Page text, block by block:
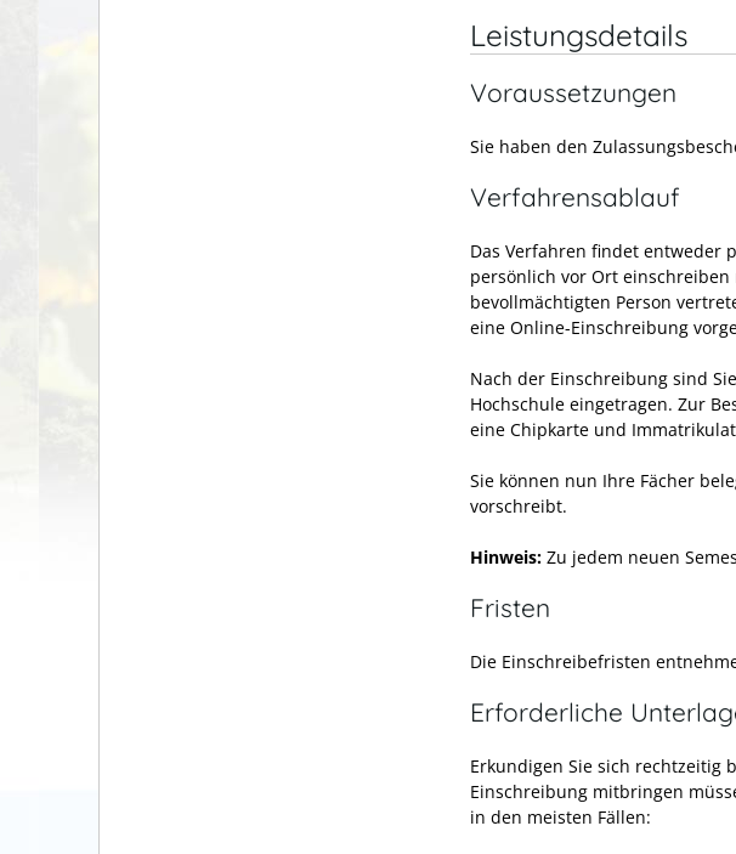
Leistungsdetails
Voraussetzungen
Sie haben den
Verfahrensablauf
Das Verfahren findet entweder
persönlich vor Ort
bevollmächtigten Person
eine Online-Einschreibung
Nach der Einschreibung sind
Hochschule eingetragen. Zur
eine Chipkarte und
Sie können nun Ihre Fächer
vorschreibt.
Hinweis: Zu jedem neuen
Fristen
Die Einschreibefristen
Erforderliche
Erkundigen Sie sich rechtzeitig
Einschreibung mitbringen
in den meisten Fällen: